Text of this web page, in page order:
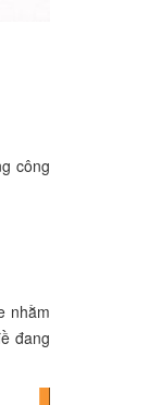
công
nhằm
đang